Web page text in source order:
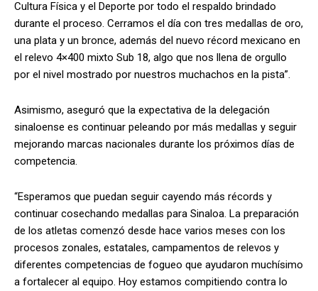
Cultura Física y el Deporte por todo el respaldo brindado
durante el proceso. Cerramos el día con tres medallas de oro,
una plata y un bronce, además del nuevo récord mexicano en
el relevo 4×400 mixto Sub 18, algo que nos llena de orgullo
por el nivel mostrado por nuestros muchachos en la pista”.
Asimismo, aseguró que la expectativa de la delegación
sinaloense es continuar peleando por más medallas y seguir
mejorando marcas nacionales durante los próximos días de
competencia.
“Esperamos que puedan seguir cayendo más récords y
continuar cosechando medallas para Sinaloa. La preparación
de los atletas comenzó desde hace varios meses con los
procesos zonales, estatales, campamentos de relevos y
diferentes competencias de fogueo que ayudaron muchísimo
a fortalecer al equipo. Hoy estamos compitiendo contra lo